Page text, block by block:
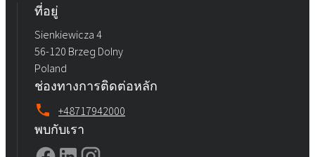
ที่อยู่
Sienkiewicza 4
56-120 Brzeg Dolny
Poland
ช่องทางการติดต่อหลัก
+48717942000
พบกับเรา